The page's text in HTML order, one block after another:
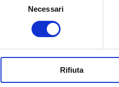
Necessari
Rifiuta
Blocco in laterizio porizzato
polistirene additivato di grafite
foratura ≤45%.…
Soncino (CR)
Normablok Più CAM
Blocco in laterizio porizzato
polistirene additivato di grafite